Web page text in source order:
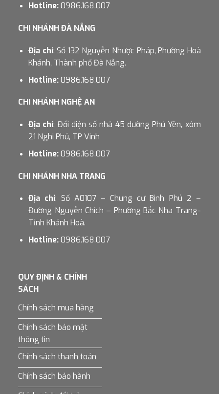
Hotline:0986.168.007
CHI NHÁNH ĐÀ NẴNG
Địa chỉ: Số 132 Nguyễn Nhược Pháp, Phường Hoà
Khánh, Thành phố Đà Nẵng.
Hotline:0986.168.007
CHI NHÁNH NGHỆ AN
Địa chỉ: Đối diện số nhà 45 đường Phú Yên, xóm
21 Nghi Phú, TP Vinh
Hotline:0986.168.007
CHI NHÁNH NHA TRANG
Địa chỉ: Số A0107 – Chung cư Bình Phú 2 –
Đường Nguyễn Chích – Phường Bắc Nha Trang-
Tỉnh Khánh Hoà.
Hotline:0986.168.007
QUY ĐỊNH & CHÍNH
SÁCH
Chính sách mua hàng
Chính sách bảo mật
thông tin
Chính sách thanh toán
Chính sách bảo hành